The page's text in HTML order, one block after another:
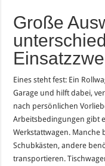
Große
Eines steht fest: Ein
Garage und hilft dabei,
nach persönlichen
Arbeitsbedingungen gibt
Werkstattwagen. Manche
Schubkästen, andere
transportieren.